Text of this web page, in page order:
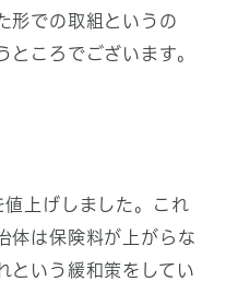
形での取組というの
ところでございます。
上げしました。これ
体は保険料が上がらな
という緩和策をしてい